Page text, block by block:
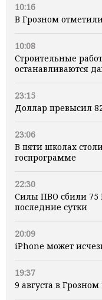
10:16
В Грозном
10:08
Строительные
останавливаются
23:15
Доллар превысил
23:06
В пяти школах
госпрограмме
22:30
Силы ПВО сбили 75
последние сутки
20:09
iPhone может
19:37
9 августа в